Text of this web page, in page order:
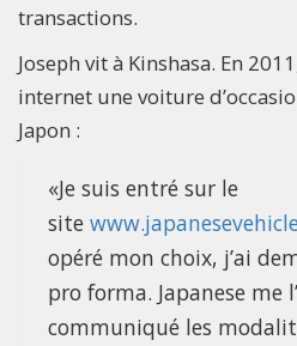
transactions.
Joseph vit à Kinshasa. En
internet une voiture
Japon :
«Je suis entré sur le
site
opéré mon choix, j’ai
pro forma. Japanese me
communiqué les